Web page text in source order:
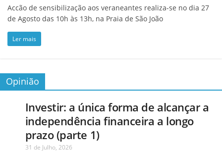
Accão de sensibilização aos veraneantes realiza-se no dia 27
de Agosto das 10h às 13h, na Praia de São João
Ler mais
Opinião
Investir: a única forma de alcançar a
independência financeira a longo
prazo (parte 1)
31 de Julho, 2026